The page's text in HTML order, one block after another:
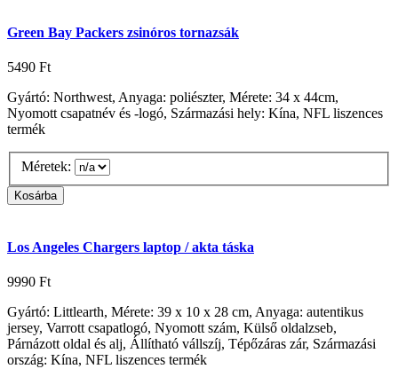
Green Bay Packers zsinóros tornazsák
5490 Ft
Gyártó: Northwest, Anyaga: poliészter, Mérete: 34 x 44cm,
Nyomott csapatnév és -logó, Származási hely: Kína, NFL liszences
termék
Méretek:
Los Angeles Chargers laptop / akta táska
9990 Ft
Gyártó: Littlearth, Mérete: 39 x 10 x 28 cm, Anyaga: autentikus
jersey, Varrott csapatlogó, Nyomott szám, Külső oldalzseb,
Párnázott oldal és alj, Állítható vállszíj, Tépőzáras zár, Származási
ország: Kína, NFL liszences termék